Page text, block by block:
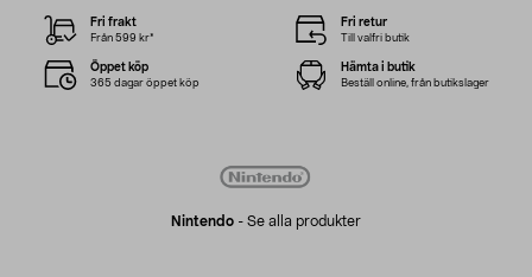
Nintendo - Se alla produkter
Fri frakt
Från 599 kr*
Fri retur
Till valfri butik
Öppet köp
365 dagar öppet köp
Hämta i butik
Beställ online, från butikslager